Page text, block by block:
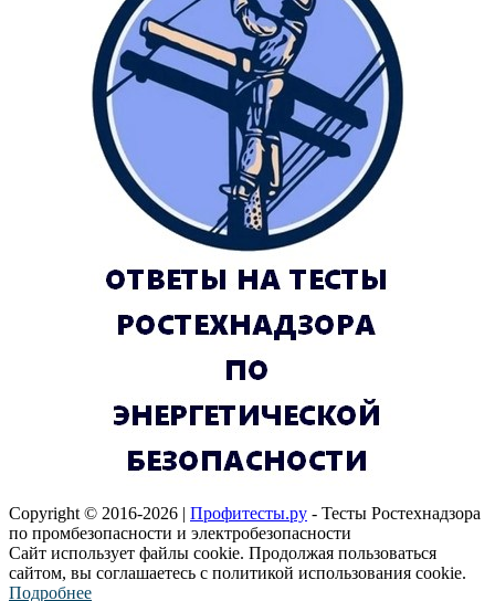
Copyright © 2016-2026 | Профитесты.ру - Тесты Ростехнадзора
по промбезопасности и электробезопасности
Сайт использует файлы cookie. Продолжая пользоваться
сайтом, вы соглашаетесь с политикой использования cookie.
Подробнее